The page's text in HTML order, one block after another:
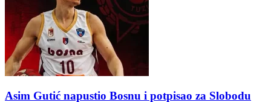
Asim Gutić napustio Bosnu i potpisao za Slobodu